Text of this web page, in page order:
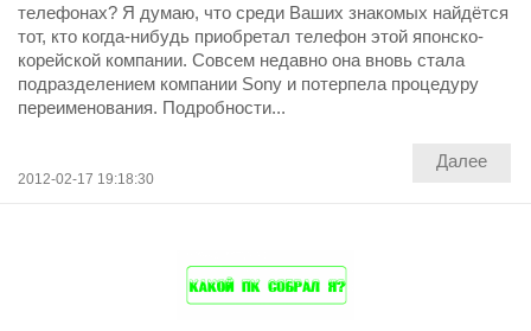
телефонах? Я думаю, что среди Ваших знакомых найдётся
тот, кто когда-нибудь приобретал телефон этой японско-
корейской компании. Совсем недавно она вновь стала
подразделением компании Sony и потерпела процедуру
переименования. Подробности...
2012-02-17 19:18:30
Далее